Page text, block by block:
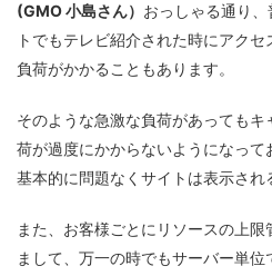
(GMO 小島さん） おっしゃる通り
トでもテレビ紹介された時にアク
負荷がかかることもあります。
そのような急激な負荷があっても
荷が過度にかからないようになって
基本的に問題なくサイトは表示され
また、お客様ごとにリソースの上
まして、万一の時でもサーバー単